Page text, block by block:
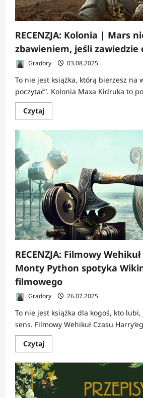
RECENZJA: Kolonia | Mars
zbawieniem, jeśli zawiedzie
Gradory 03.08.2025
To nie jest książka, którą bierzesz na
poczytać”. Kolonia Maxa Kidruka to
CzytajDowiedz
się
o
RECENZJA:
Kolonia
|
Mars
nie
będzie
zbawieniem,
jeśli
zawiedzie
człowiek
RECENZJA: Filmowy
Monty Python spotyka
filmowego
Gradory 26.07.2025
To nie jest książka dla kogoś, kto lubi,
sens. Filmowy Wehikuł Czasu
CzytajDowiedz
się
o
RECENZJA:
Filmowy
Wehikuł
Czasu